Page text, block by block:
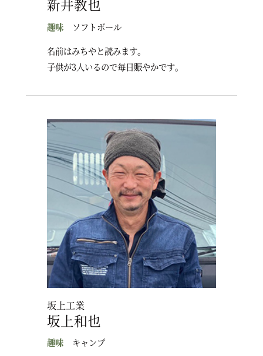
新井教也
趣味
ソフトボール
名前はみちやと読みます。
子供が3人いるので毎日賑やかです。
坂上工業
坂上和也
趣味
キャンプ